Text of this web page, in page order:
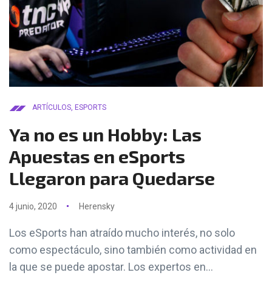
ARTÍCULOS ESPORTS
Ya no es un Hobby: Las
Apuestas en eSports
Llegaron para Quedarse
4 junio, 2020 Herensky
Los eSports han atraído mucho interés, no solo
como espectáculo, sino también como actividad en
la que se puede apostar. Los expertos en...